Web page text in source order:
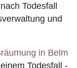
Todesfall
und
in Belm
Todesfall -